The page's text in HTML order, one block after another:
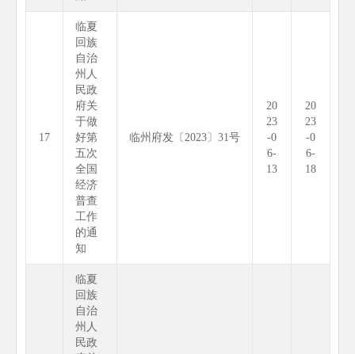
17
临夏
回族
自治
州人
民政
府关
于做
好第
五次
全国
经济
普查
工作
的通
知
临州府发〔2023〕31号
20
23
-0
6-
13
20
23
-0
6-
18
临夏
回族
自治
州人
民政